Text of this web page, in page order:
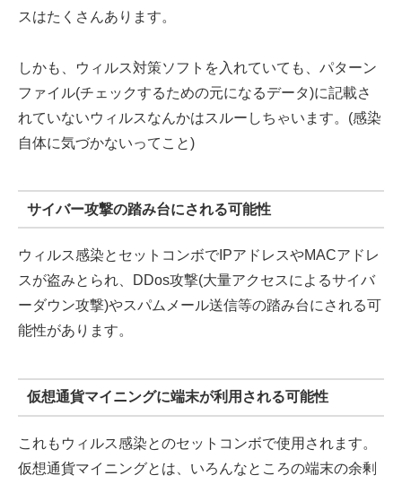
スはたくさんあります。
しかも、ウィルス対策ソフトを入れていても、パターン
ファイル(チェックするための元になるデータ)に記載さ
れていないウィルスなんかはスルーしちゃいます。(感染
自体に気づかないってこと)
サイバー攻撃の踏み台にされる可能性
ウィルス感染とセットコンボでIPアドレスやMACアドレ
スが盗みとられ、DDos攻撃(大量アクセスによるサイバ
ーダウン攻撃)やスパムメール送信等の踏み台にされる可
能性があります。
仮想通貨マイニングに端末が利用される可能性
これもウィルス感染とのセットコンボで使用されます。
仮想通貨マイニングとは、いろんなところの端末の余剰